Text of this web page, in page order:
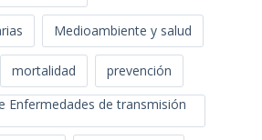
Medioambiente y salud
mortalidad
prevención
Enfermedades de transmisión